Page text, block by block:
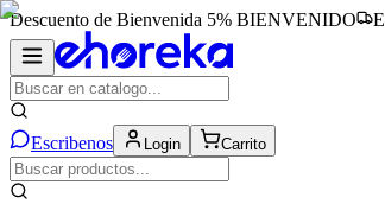
Descuento de Bienvenida 5% BIENVENIDO
Escribenos Login Carrito